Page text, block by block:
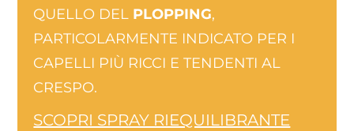
QUELLO DEL PLOPPING,
PARTICOLARMENTE INDICATO PER I
CAPELLI PIÙ RICCI E TENDENTI AL
CRESPO.
SCOPRI SPRAY RIEQUILIBRANTE